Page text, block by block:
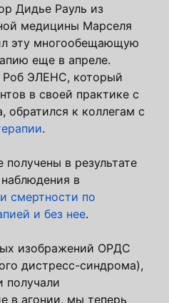
Дидье Рауль из
медицины Марселя
эту многообещающую
еще в апреле.
Роб ЭЛЕНС, который
в своей практике с
к коллегам с
.
в результате
в
смертности по
и без нее.
изображений ОРДС
дистресс-синдрома),
получали
в агонии, мы теперь